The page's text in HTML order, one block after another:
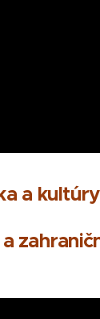
a kultúry